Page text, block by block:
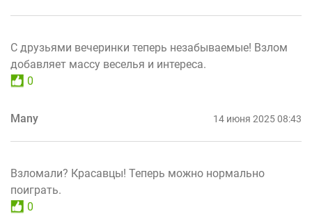
С друзьями вечеринки теперь незабываемые! Взлом
добавляет массу веселья и интереса.
0
Many 14 июня 2025 08:43
Взломали? Красавцы! Теперь можно нормально
поиграть.
0